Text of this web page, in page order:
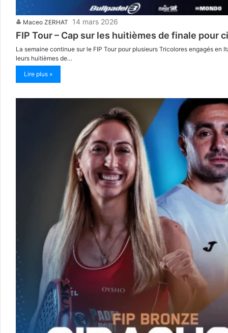
Maceo ZERHAT 14 mars 2026
FIP Tour – Cap sur les huitièmes de finale pour
La semaine continue sur le FIP Tour pour plusieurs Tricolores engagés
leurs huitièmes de…
Lire plus »